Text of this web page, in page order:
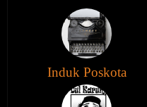
Induk Poskota